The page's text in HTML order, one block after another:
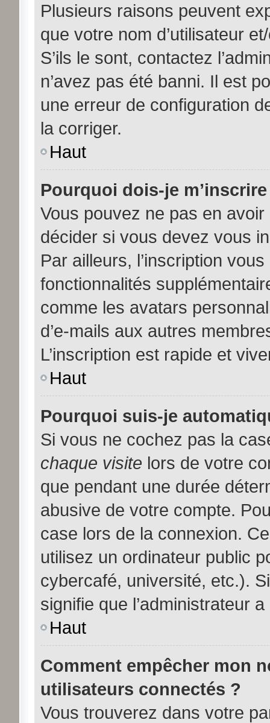
Plusieurs raisons peuvent
que votre nom d’utilisateur
S’ils le sont, contactez
n’avez pas été banni. Il est
une erreur de configuration
la corriger.
Haut
Pourquoi dois-je
Vous pouvez ne pas en
décider si vous devez vous
Par ailleurs, l’inscription
fonctionnalités
comme les avatars
d’e-mails aux autres
L’inscription est rapide et
Haut
Pourquoi suis-je
Si vous ne cochez pas la
chaque visite lors de votre
que pendant une durée
abusive de votre compte.
case lors de la connexion.
utilisez un ordinateur public
cybercafé, université, etc.).
signifie que l’administrateur
Haut
Comment empêcher mon
utilisateurs connectés ?
Vous trouverez dans votre